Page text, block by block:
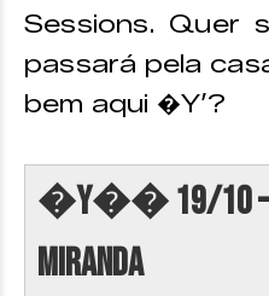
Sessions. Quer
passará pela
bem aqui �Y’?
�Y�� 19/10 –
Miranda